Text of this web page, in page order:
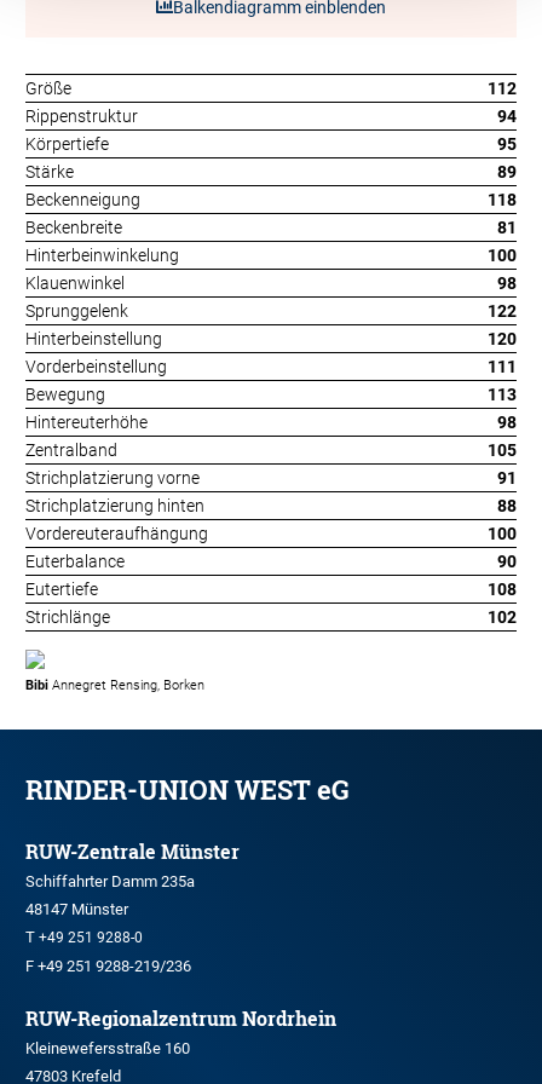
Balkendiagramm einblenden
Größe
112
Rippenstruktur
94
Körpertiefe
95
Stärke
89
Beckenneigung
118
Beckenbreite
81
Hinterbeinwinkelung
100
Klauenwinkel
98
Sprunggelenk
122
Hinterbeinstellung
120
Vorderbeinstellung
111
Bewegung
113
Hintereuterhöhe
98
Zentralband
105
Strichplatzierung vorne
91
Strichplatzierung hinten
88
Vordereuteraufhängung
100
Euterbalance
90
Eutertiefe
108
Strichlänge
102
Bibi Annegret Rensing, Borken
RINDER-UNION WEST eG
RUW-Zentrale Münster
Schiffahrter Damm 235a
48147 Münster
T +49 251 9288-0
F +49 251 9288-219/236
RUW-Regionalzentrum Nordrhein
Kleinewefersstraße 160
47803 Krefeld